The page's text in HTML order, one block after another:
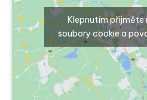
Klepnutím přijměte
soubory cookie a